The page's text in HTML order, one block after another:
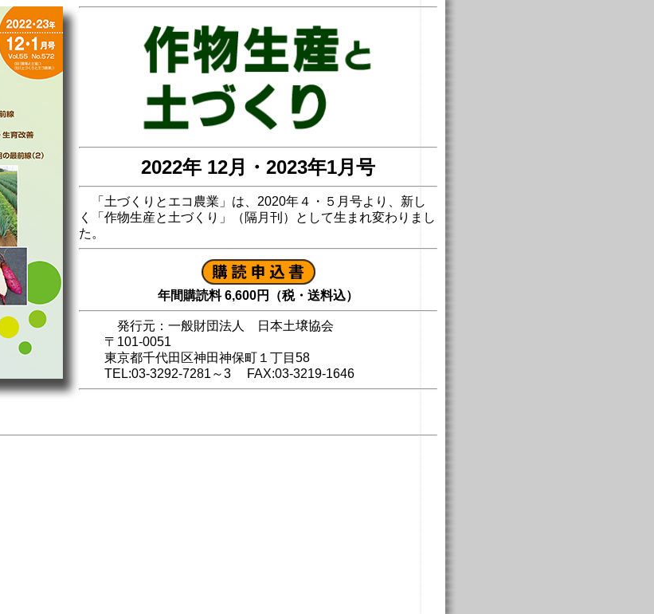
2022年 12月・2023年1月号
「土づくりとエコ農業」は、2020年４・５月号より、新し
く「作物生産と土づくり」（隔月刊）として生まれ変わりまし
た。
年間購読料 6,600円（税・送料込）
発行元：一般財団法人 日本土壌協会
〒101-0051
東京都千代田区神田神保町１丁目58
TEL:03-3292-7281～3 FAX:03-3219-1646